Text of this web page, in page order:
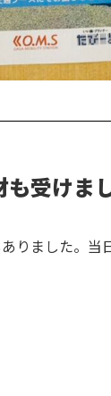
も受けま
りました。当